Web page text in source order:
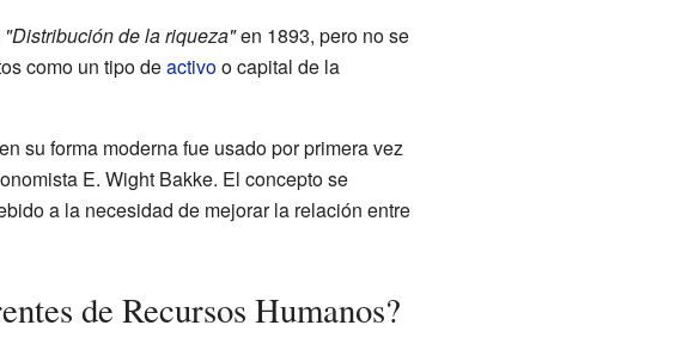
"Distribución de la riqueza"en 1893, pero no se
como un tipo deactivoo capital de la
su forma moderna fue usado por primera vez
E. Wight Bakke. El concepto se
a la necesidad de mejorar la relación entre
de Recursos Humanos?